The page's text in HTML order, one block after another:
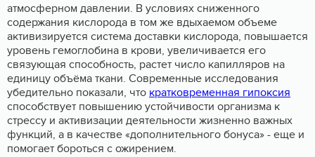
атмосферном давлении. В условиях сниженного
содержания кислорода в том же вдыхаемом объеме
активизируется система доставки кислорода, повышается
уровень гемоглобина в крови, увеличивается его
связующая способность, растет число капилляров на
единицу объёма ткани. Современные исследования
убедительно показали, что кратковременная гипоксия
способствует повышению устойчивости организма к
стрессу и активизации деятельности жизненно важных
функций, а в качестве «дополнительного бонуса» - еще и
помогает бороться с ожирением.